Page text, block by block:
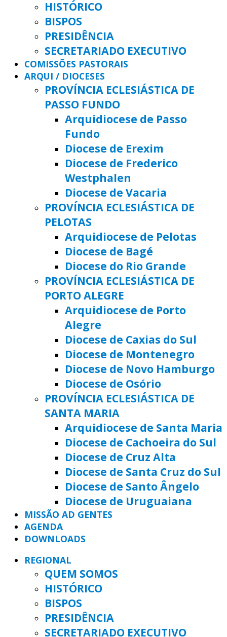
HISTÓRICO
BISPOS
PRESIDÊNCIA
SECRETARIADO EXECUTIVO
COMISSÕES PASTORAIS
ARQUI / DIOCESES
PROVÍNCIA ECLESIÁSTICA DE
PASSO FUNDO
Arquidiocese de Passo
Fundo
Diocese de Erexim
Diocese de Frederico
Westphalen
Diocese de Vacaria
PROVÍNCIA ECLESIÁSTICA DE
PELOTAS
Arquidiocese de Pelotas
Diocese de Bagé
Diocese do Rio Grande
PROVÍNCIA ECLESIÁSTICA DE
PORTO ALEGRE
Arquidiocese de Porto
Alegre
Diocese de Caxias do Sul
Diocese de Montenegro
Diocese de Novo Hamburgo
Diocese de Osório
PROVÍNCIA ECLESIÁSTICA DE
SANTA MARIA
Arquidiocese de Santa Maria
Diocese de Cachoeira do Sul
Diocese de Cruz Alta
Diocese de Santa Cruz do Sul
Diocese de Santo Ângelo
Diocese de Uruguaiana
MISSÃO AD GENTES
AGENDA
DOWNLOADS
REGIONAL
QUEM SOMOS
HISTÓRICO
BISPOS
PRESIDÊNCIA
SECRETARIADO EXECUTIVO